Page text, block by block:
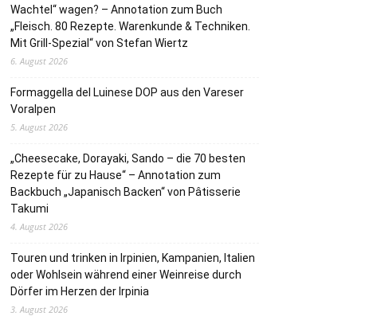
Wachtel“ wagen? – Annotation zum Buch
„Fleisch. 80 Rezepte. Warenkunde & Techniken.
Mit Grill-Spezial“ von Stefan Wiertz
6. August 2026
Formaggella del Luinese DOP aus den Vareser
Voralpen
5. August 2026
„Cheesecake, Dorayaki, Sando – die 70 besten
Rezepte für zu Hause“ – Annotation zum
Backbuch „Japanisch Backen“ von Pâtisserie
Takumi
4. August 2026
Touren und trinken in Irpinien, Kampanien, Italien
oder Wohlsein während einer Weinreise durch
Dörfer im Herzen der Irpinia
3. August 2026